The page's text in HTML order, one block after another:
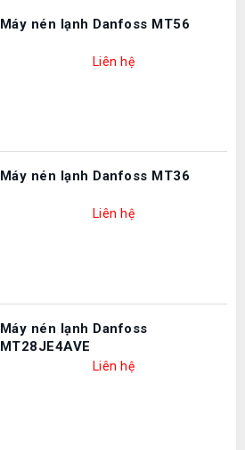
Máy nén lạnh Danfoss MT56
Liên hệ
Máy nén lạnh Danfoss MT36
Liên hệ
Máy nén lạnh Danfoss
MT28JE4AVE
Liên hệ